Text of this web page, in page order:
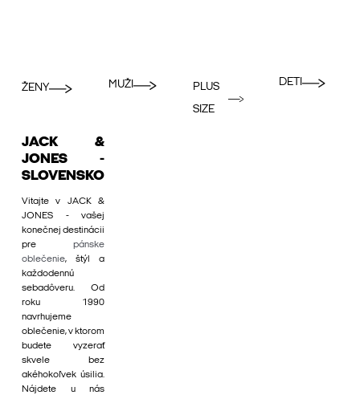
ŽENY MUŽI
PLUS
SIZE
DETI
JACK &
JONES -
SLOVENSKO
Vitajte v JACK &
JONES - vašej
konečnej destinácii
pre pánske
oblečenie, štýl a
každodennú
sebadôveru. Od
roku 1990
navrhujeme
oblečenie, v ktorom
budete vyzerať
skvele bez
akéhokoľvek úsilia.
Nájdete u nás